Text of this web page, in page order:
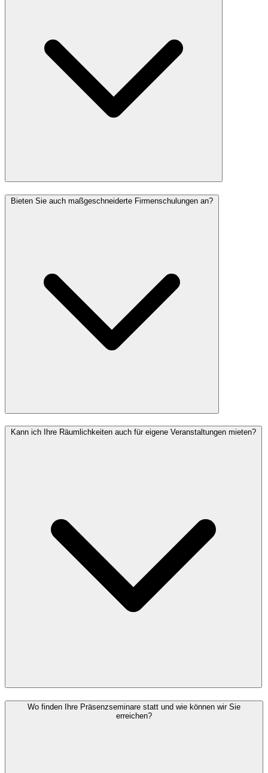
Bieten Sie auch maßgeschneiderte Firmenschulungen an?
Kann ich Ihre Räumlichkeiten auch für eigene Veranstaltungen mieten?
Wo finden Ihre Präsenzseminare statt und wie können wir Sie
erreichen?